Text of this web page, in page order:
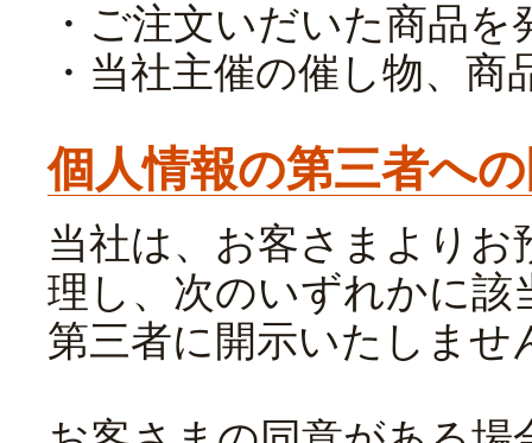
・ご注文いだいた商品を
・当社主催の催し物、
個人情報の第三者へ
当社は、お客さまより
理し、次のいずれかに該
第三者に開示いたしませ